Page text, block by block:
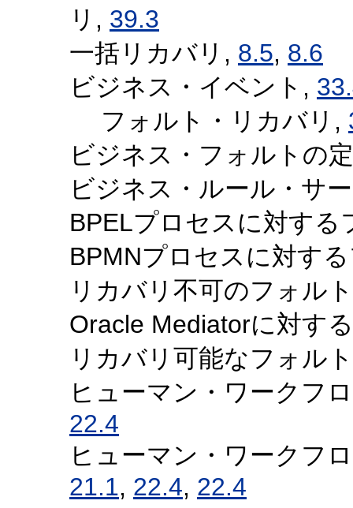
リ, 39.3
一括リカバリ, 8.5, 8.6
ビジネス・イベント,
フォルト・リカバリ,
ビジネス・フォルトの
ビジネス・ルール・サ
BPELプロセスに対す
BPMNプロセスに対す
リカバリ不可のフォル
Oracle Mediatorに対す
リカバリ可能なフォル
ヒューマン・ワークフ
22.4
ヒューマン・ワークフ
21.1, 22.4, 22.4